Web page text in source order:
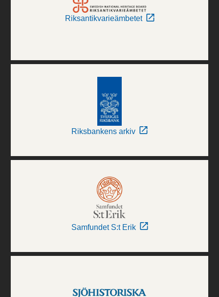
Riksantikvarieämbetet
Riksbankens arkiv
Samfundet S:t Erik